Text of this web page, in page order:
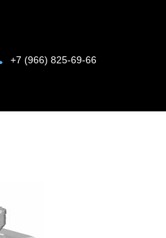
+7 (966) 825-69-66